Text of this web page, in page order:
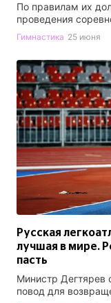
По правилам их
проведения
Гимнастика 25 июня
Русская
лучшая в мире.
пасть
Министр Дегтярев
повод для